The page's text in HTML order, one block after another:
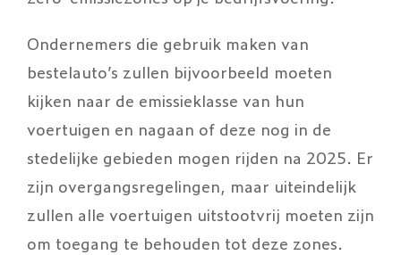
Ondernemers die gebruik maken van
bestelauto’s zullen bijvoorbeeld moeten
kijken naar de emissieklasse van hun
voertuigen en nagaan of deze nog in de
stedelijke gebieden mogen rijden na 2025. Er
zijn overgangsregelingen, maar uiteindelijk
zullen alle voertuigen uitstootvrij moeten zijn
om toegang te behouden tot deze zones.